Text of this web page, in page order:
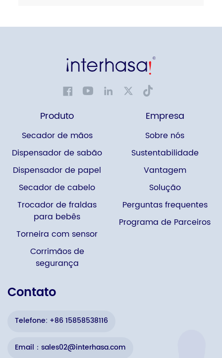
Produto
Secador de mãos
Dispensador de sabão
Dispensador de papel
Secador de cabelo
Trocador de fraldas
para bebês
Torneira com sensor
Corrimãos de
segurança
Empresa
Sobre nós
Sustentabilidade
Vantagem
Solução
Perguntas frequentes
Programa de Parceiros
Contato
Telefone: +86 15858538116
Email：sales02@interhasa.com